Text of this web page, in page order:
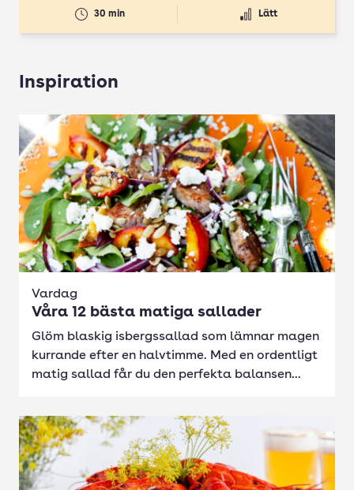
30 min Lätt
Inspiration
Vardag
Våra 12 bästa matiga sallader
Glöm blaskig isbergssallad som lämnar magen
kurrande efter en halvtimme. Med en ordentligt
matig sallad får du den perfekta balansen...